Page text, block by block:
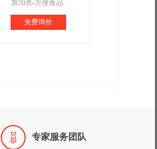
第30类-方便食品
免费询价
 专家服务团队